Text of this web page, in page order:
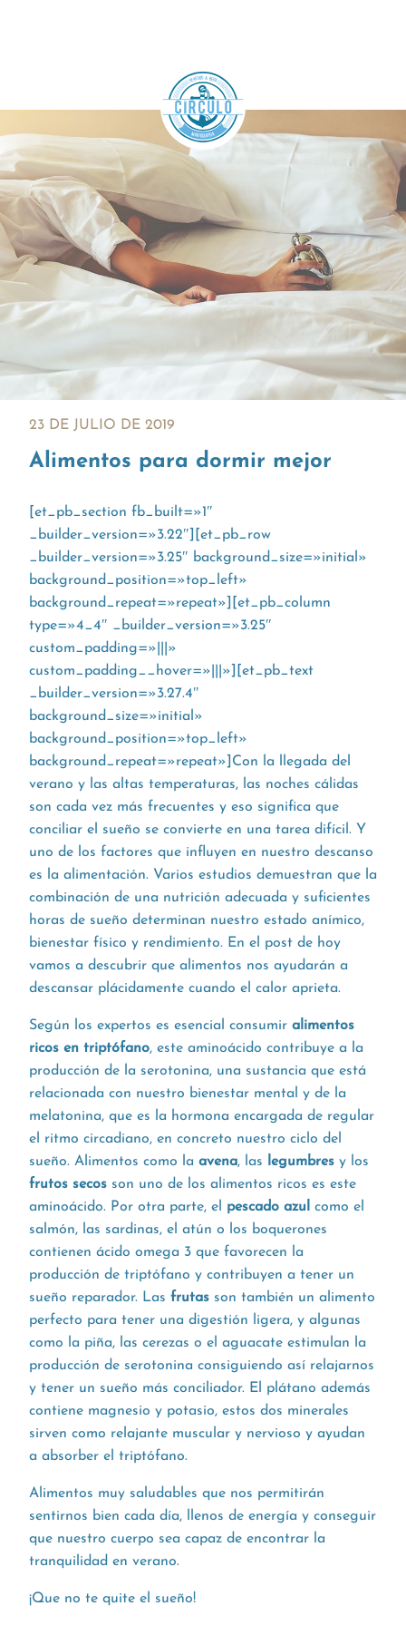
23 DE JULIO DE 2019
Alimentos para dormir mejor
[et_pb_section fb_built=»1″
_builder_version=»3.22″][et_pb_row
_builder_version=»3.25″ background_size=»initial»
background_position=»top_left»
background_repeat=»repeat»][et_pb_column
type=»4_4″ _builder_version=»3.25″
custom_padding=»|||»
custom_padding__hover=»|||»][et_pb_text
_builder_version=»3.27.4″
background_size=»initial»
background_position=»top_left»
background_repeat=»repeat»]Con la llegada del
verano y las altas temperaturas, las noches cálidas
son cada vez más frecuentes y eso significa que
conciliar el sueño se convierte en una tarea difícil. Y
uno de los factores que influyen en nuestro descanso
es la alimentación. Varios estudios demuestran que la
combinación de una nutrición adecuada y suficientes
horas de sueño determinan nuestro estado anímico,
bienestar físico y rendimiento. En el post de hoy
vamos a descubrir que alimentos nos ayudarán a
descansar plácidamente cuando el calor aprieta.
Según los expertos es esencial consumir alimentos
ricos en triptófano, este aminoácido contribuye a la
producción de la serotonina, una sustancia que está
relacionada con nuestro bienestar mental y de la
melatonina, que es la hormona encargada de regular
el ritmo circadiano, en concreto nuestro ciclo del
sueño. Alimentos como la avena, las legumbres y los
frutos secos son uno de los alimentos ricos es este
aminoácido. Por otra parte, el pescado azul
como el
salmón, las sardinas, el atún o los boquerones
contienen ácido omega 3 que favorecen la
producción de triptófano y contribuyen a tener un
sueño reparador. Las frutas son también un alimento
perfecto para tener una digestión ligera, y algunas
como la piña, las cerezas o el aguacate estimulan la
producción de serotonina consiguiendo así relajarnos
y tener un sueño más conciliador. El plátano además
contiene magnesio y potasio, estos dos minerales
sirven como relajante muscular y nervioso y ayudan
a absorber el triptófano.
Alimentos muy saludables que nos permitirán
sentirnos bien cada día, llenos de energía y conseguir
que nuestro cuerpo sea capaz de encontrar la
tranquilidad en verano.
¡Que no te quite el sueño!